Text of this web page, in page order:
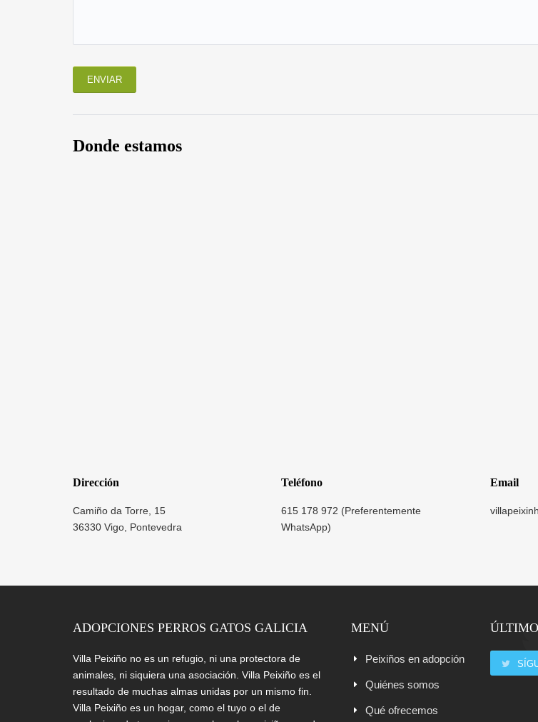
ENVIAR
Donde estamos
Dirección
Camiño da Torre, 15
36330 Vigo, Pontevedra
Teléfono
615 178 972 (Preferentemente
WhatsApp)
Email
ADOPCIONES PERROS GATOS GALICIA
Villa Peixiño no es un refugio, ni una protectora de
animales, ni siquiera una asociación. Villa Peixiño es el
resultado de muchas almas unidas por un mismo fin.
Villa Peixiño es un hogar, como el tuyo o el de
MENÚ
Peixiños en adopción
Quiénes somos
Qué ofrecemos